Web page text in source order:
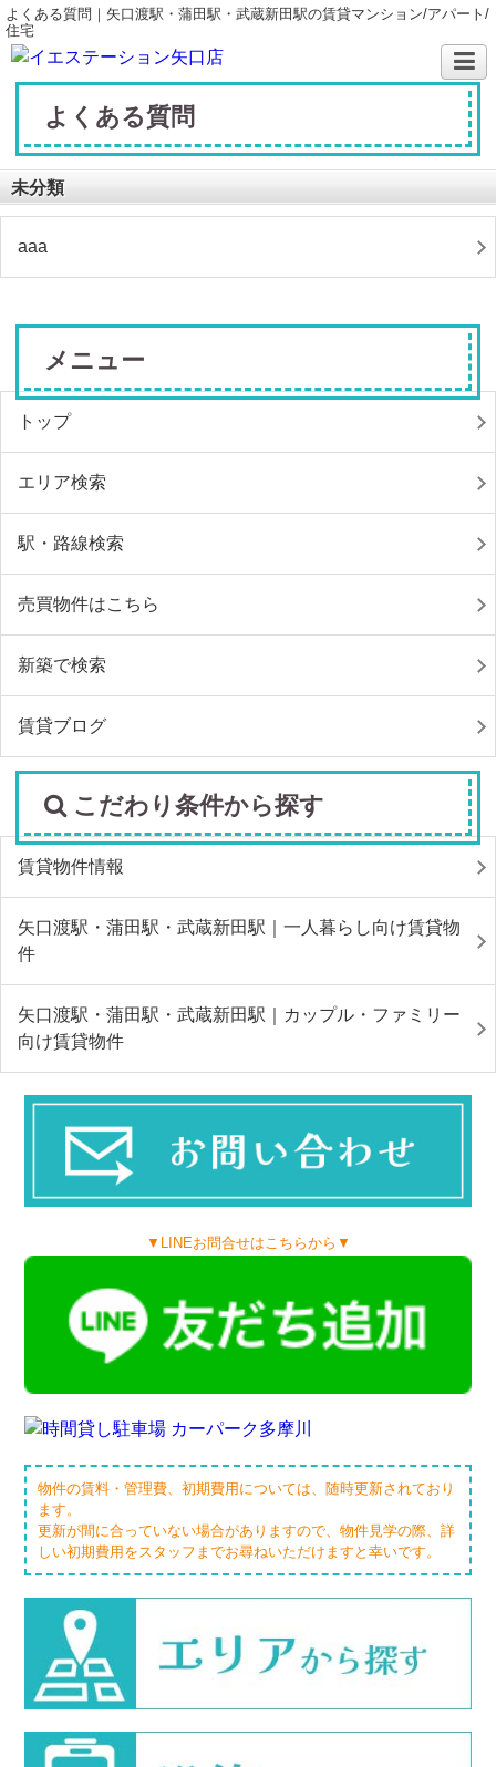
よくある質問｜矢口渡駅・蒲田駅・武蔵新田駅の賃貸マンション/アパート/
住宅
よくある質問
未分類
aaa
メニュー
トップ
エリア検索
駅・路線検索
売買物件はこちら
新築で検索
賃貸ブログ
こだわり条件から探す
賃貸物件情報
矢口渡駅・蒲田駅・武蔵新田駅｜一人暮らし向け賃貸物
件
矢口渡駅・蒲田駅・武蔵新田駅｜カップル・ファミリー
向け賃貸物件
▼LINEお問合せはこちらから▼
物件の賃料・管理費、初期費用については、随時更新されており
ます。
更新が間に合っていない場合がありますので、物件見学の際、詳
しい初期費用をスタッフまでお尋ねいただけますと幸いです。